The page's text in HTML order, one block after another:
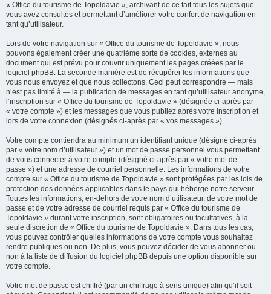
« Office du tourisme de Topoldavie », archivant de ce fait tous les sujets que
vous avez consultés et permettant d’améliorer votre confort de navigation en
tant qu’utilisateur.
Lors de votre navigation sur « Office du tourisme de Topoldavie », nous
pouvons également créer une quatrième sorte de cookies, externes au
document qui est prévu pour couvrir uniquement les pages créées par le
logiciel phpBB. La seconde manière est de récupérer les informations que
vous nous envoyez et que nous collectons. Ceci peut correspondre — mais
n’est pas limité à — la publication de messages en tant qu’utilisateur anonyme,
l’inscription sur « Office du tourisme de Topoldavie » (désignée ci-après par
« votre compte ») et les messages que vous publiez après votre inscription et
lors de votre connexion (désignés ci-après par « vos messages »).
Votre compte contiendra au minimum un identifiant unique (désigné ci-après
par « votre nom d’utilisateur ») et un mot de passe personnel vous permettant
de vous connecter à votre compte (désigné ci-après par « votre mot de
passe ») et une adresse de courriel personnelle. Les informations de votre
compte sur « Office du tourisme de Topoldavie » sont protégées par les lois de
protection des données applicables dans le pays qui héberge notre serveur.
Toutes les informations, en-dehors de votre nom d’utilisateur, de votre mot de
passe et de votre adresse de courriel requis par « Office du tourisme de
Topoldavie » durant votre inscription, sont obligatoires ou facultatives, à la
seule discrétion de « Office du tourisme de Topoldavie ». Dans tous les cas,
vous pouvez contrôler quelles informations de votre compte vous souhaitez
rendre publiques ou non. De plus, vous pouvez décider de vous abonner ou
non à la liste de diffusion du logiciel phpBB depuis une option disponible sur
votre compte.
Votre mot de passe est chiffré (par un chiffrage à sens unique) afin qu’il soit